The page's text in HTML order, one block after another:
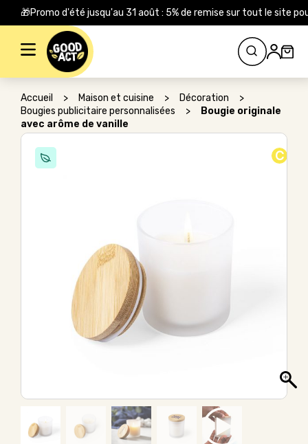
🎁Promo d'été jusqu'au 31 août : 5% de remise sur tout le site
Rechercher :
Accueil > Maison et cuisine > Décoration
>
Bougies publicitaire personnalisées
>
Bougie originale
avec arôme de vanille
C